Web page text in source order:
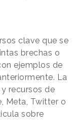
clave que se
brechas o
ejemplos de
La
recursos de
Meta, Twitter o
sobre